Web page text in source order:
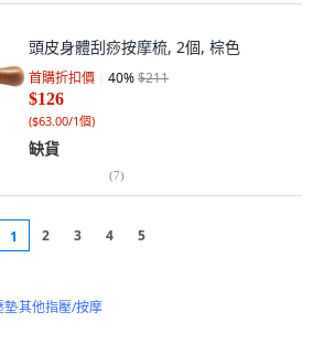
頭皮身體刮痧按摩梳, 2個, 棕色
首購折扣價 40%$211
$126
($63.00/1個)
缺貨
(7)
1 2 3 4 5
墊其他指壓/按摩